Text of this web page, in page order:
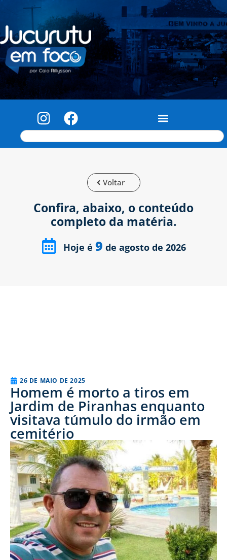
Voltar
Confira, abaixo, o conteúdo
completo da matéria.
Hoje é 9 de agosto de 2026
26 DE MAIO DE 2025
Homem é morto a tiros em
Jardim de Piranhas enquanto
visitava túmulo do irmão em
cemitério